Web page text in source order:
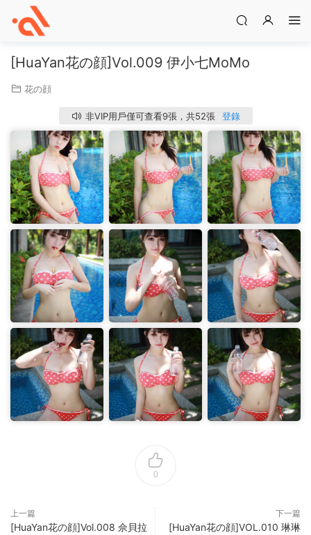
[HuaYan花の顔]Vol.009 伊小七MoMo
花の顔
非VIP用戶僅可查看9張，共52張 登錄
0
上一篇
[HuaYan花の顔]Vol.008 佘貝拉
下一篇
[HuaYan花の顔]VOL.010 琳琳